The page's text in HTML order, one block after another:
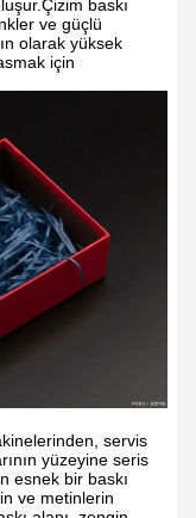
baskı
ve güçlü
olarak yüksek
için
servis
yüzeyine seris
esnek bir baskı
ve metinlerin